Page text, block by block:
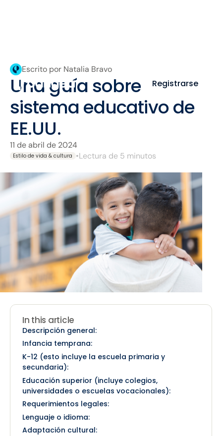
Registrarse
Escrito por Natalia Bravo
Una guía sobre el
sistema educativo de
EE.UU.
11 de abril de 2024
Estilo de vida & cultura •Lectura de 5 minutos
In this article
Descripción general:
Infancia temprana:
K-12 (esto incluye la escuela primaria y
secundaria):
Educación superior (incluye colegios,
universidades o escuelas vocacionales):
Requerimientos legales:
Lenguaje o idioma:
Adaptación cultural: